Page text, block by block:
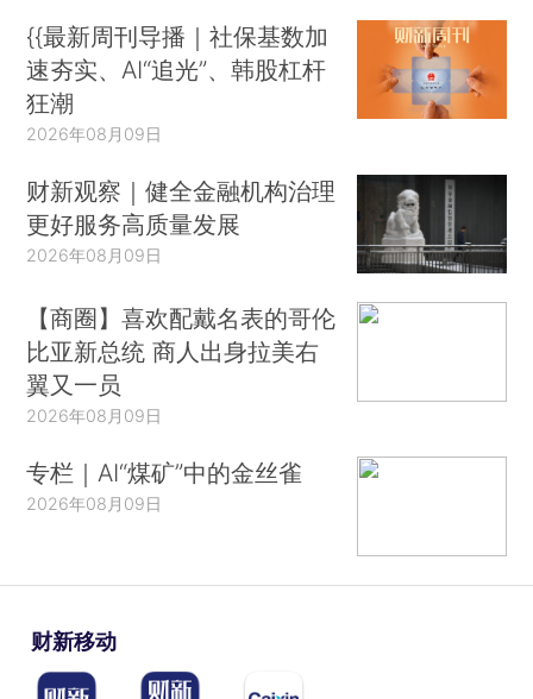
{{最新周刊导播｜社保基数加
速夯实、AI“追光”、韩股杠杆
狂潮
2026年08月09日
财新观察｜健全金融机构治理
更好服务高质量发展
2026年08月09日
【商圈】喜欢配戴名表的哥伦
比亚新总统 商人出身拉美右
翼又一员
2026年08月09日
专栏｜AI“煤矿”中的金丝雀
2026年08月09日
财新移动